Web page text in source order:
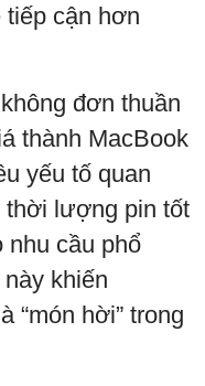
cận hơn
đơn thuần
thành MacBook
yếu tố quan
thời lượng pin tốt
nhu cầu phổ
khiến
“món hời” trong